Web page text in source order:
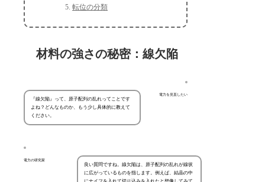
転位の分類
材料の強さの秘密：線欠陥
電力を見直したい
『線欠陥』って、原子配列の乱れってことです
よね？どんなものか、もう少し具体的に教えて
ください。
電力の研究家
良い質問ですね。線欠陥は、原子配列の乱れが線状
に広がっているものを指します。例えば、結晶の中